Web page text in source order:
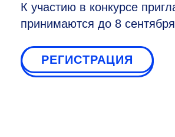
К участию в конкурсе
принимаются до 8
РЕГИСТРАЦИЯ